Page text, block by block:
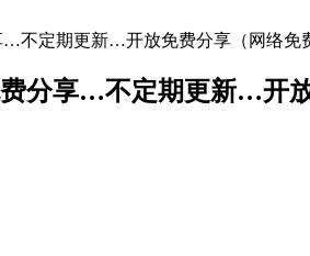
…不定期更新…开放免费分享（网络
费分享…不定期更新…开